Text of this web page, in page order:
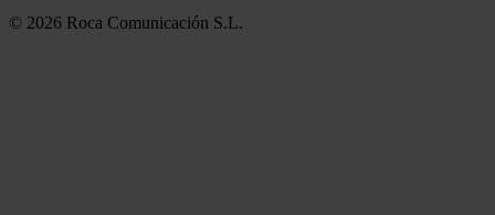
© 2026 Roca Comunicación S.L.